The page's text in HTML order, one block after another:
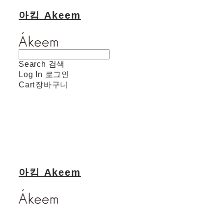
아킴 Akeem
Search 검색
Log In 로그인
Cart장바구니
아킴 Akeem